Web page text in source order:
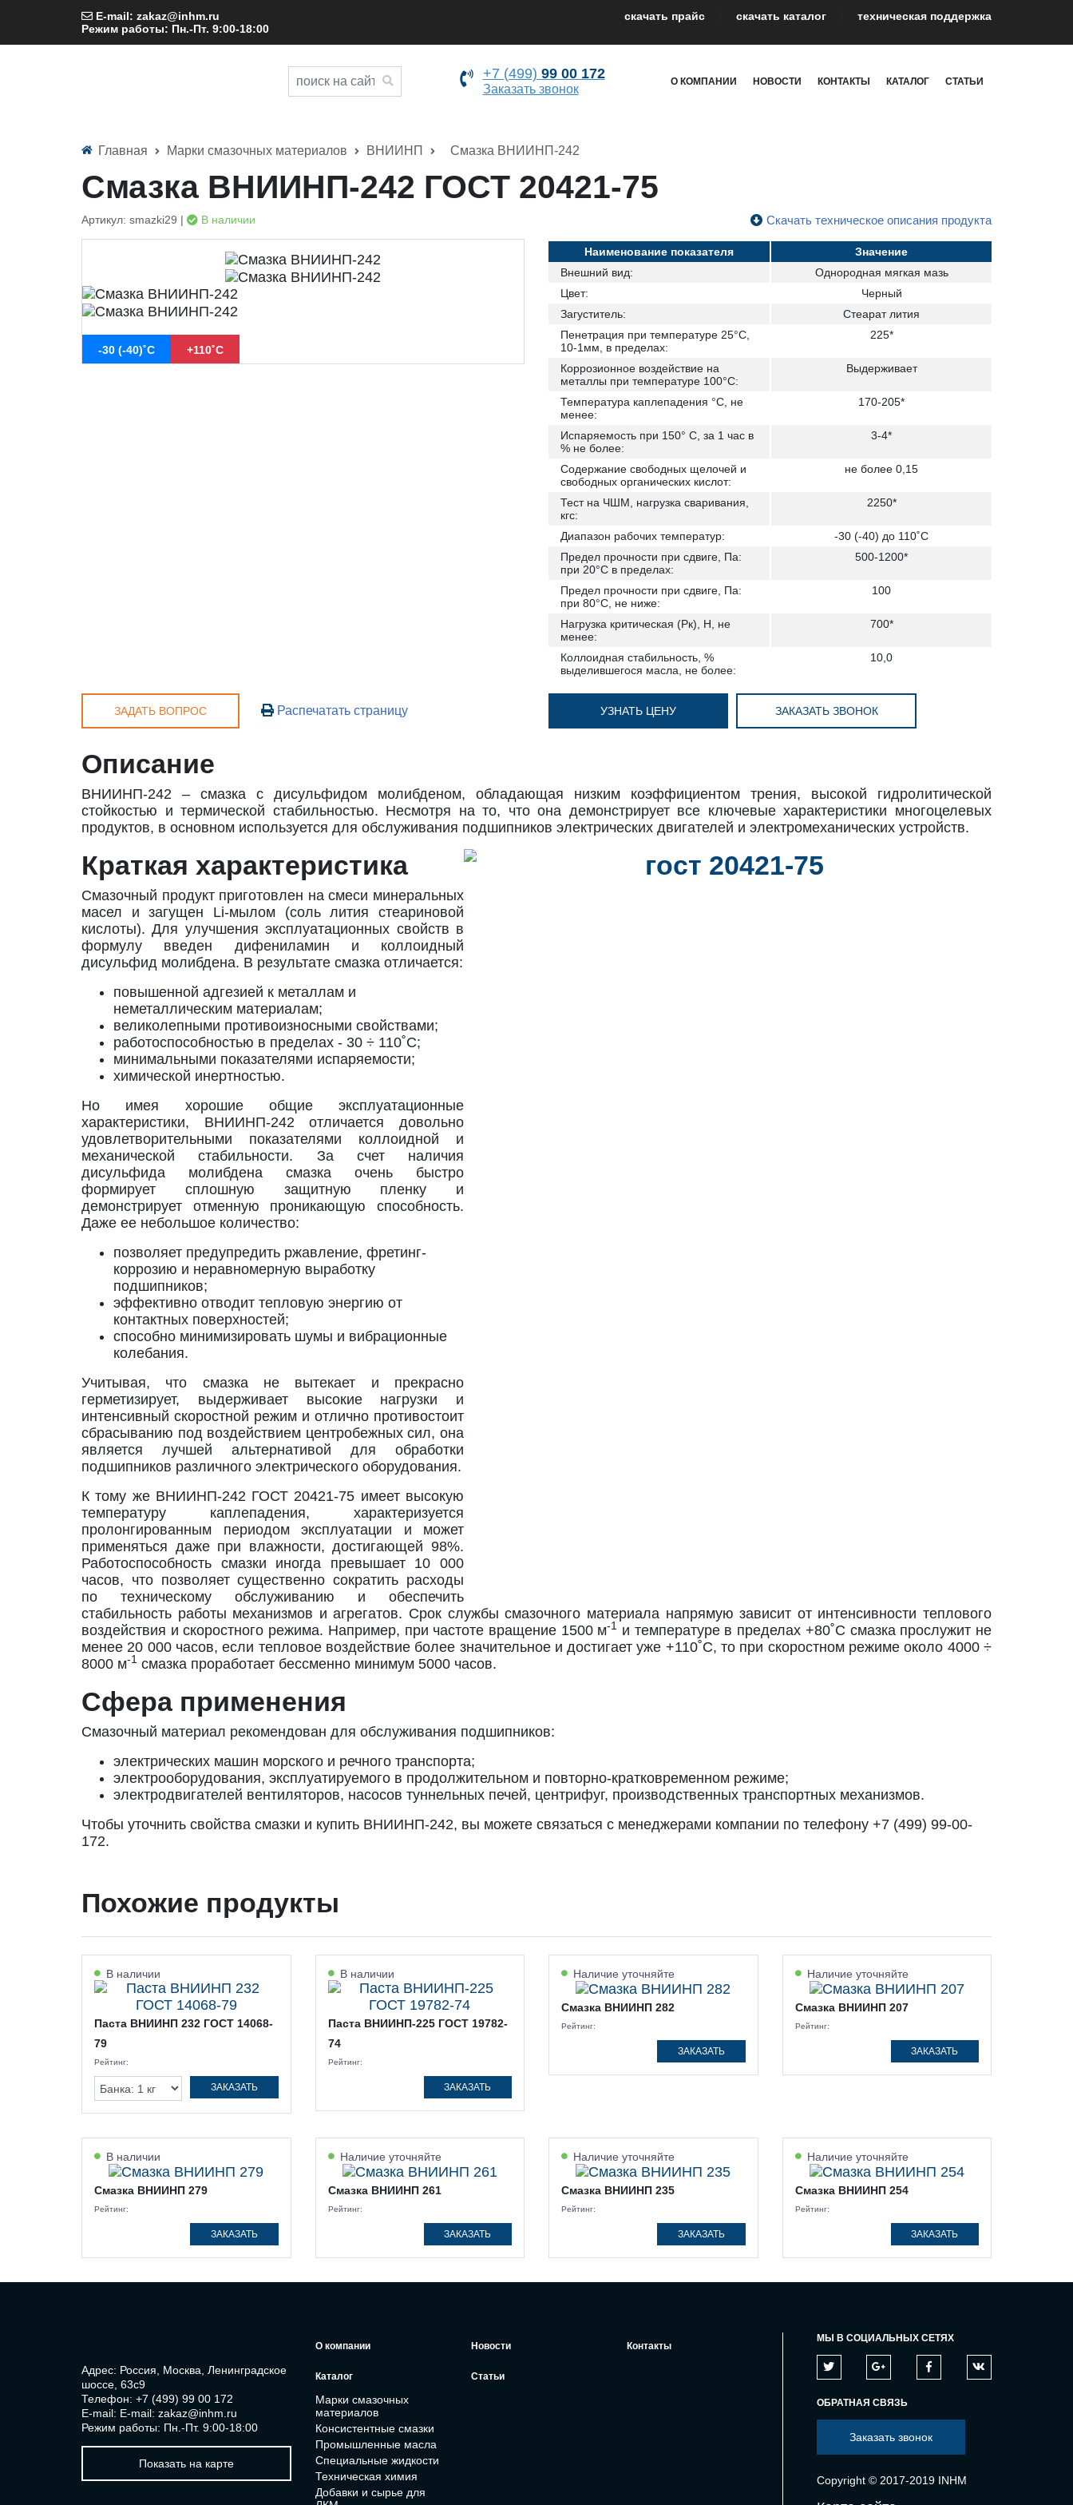
E-mail: zakaz@inhm.ru
Режим работы: Пн.-Пт. 9:00-18:00
cкачать прайс cкачать каталог техническая поддержка
+7 (499) 99 00 172
Заказать звонок
О КОМПАНИИ НОВОСТИ КОНТАКТЫ КАТАЛОГ СТАТЬИ
Главная Марки смазочных материалов ВНИИНП Смазка ВНИИНП-242
Смазка ВНИИНП-242 ГОСТ 20421-75
Артикул: smazki29 | В наличии
-30 (-40)˚С +110˚С
Скачать техническое описания продукта
Наименование показателя
Значение
Внешний вид:
Однородная мягкая мазь
Цвет:
Черный
Загуститель:
Стеарат лития
Пенетрация при температуре 25°С,
10-1мм, в пределах:
225*
Коррозионное воздействие на
металлы при температуре 100°С:
Выдерживает
Температура каплепадения °С, не
менее:
170-205*
Испаряемость при 150° С, за 1 час в
% не более:
3-4*
Содержание свободных щелочей и
свободных органических кислот:
не более 0,15
Тест на ЧШМ, нагрузка сваривания,
кгс:
2250*
Диапазон рабочих температур:
-30 (-40) до 110˚С
Предел прочности при сдвиге, Па:
при 20°С в пределах:
500-1200*
Предел прочности при сдвиге, Па:
при 80°С, не ниже:
100
Нагрузка критическая (Рк), Н, не
менее:
700*
Коллоидная стабильность, %
выделившегося масла, не более:
10,0
УЗНАТЬ ЦЕНУ ЗАКАЗАТЬ ЗВОНОК
ЗАДАТЬ ВОПРОС Распечатать страницу
Описание
ВНИИНП-242 – смазка с дисульфидом молибденом, обладающая низким коэффициентом трения, высокой гидролитической
стойкостью и термической стабильностью. Несмотря на то, что она демонстрирует все ключевые характеристики многоцелевых
продуктов, в основном используется для обслуживания подшипников электрических двигателей и электромеханических устройств.
Краткая характеристика
Смазочный продукт приготовлен на смеси минеральных
масел и загущен Li-мылом (соль лития стеариновой
кислоты). Для улучшения эксплуатационных свойств в
формулу введен дифениламин и коллоидный
дисульфид молибдена. В результате смазка отличается:
повышенной адгезией к металлам и
неметаллическим материалам;
великолепными противоизносными свойствами;
работоспособностью в пределах - 30 ÷ 110˚С;
минимальными показателями испаряемости;
химической инертностью.
Но имея хорошие общие эксплуатационные
характеристики, ВНИИНП-242 отличается довольно
удовлетворительными показателями коллоидной и
механической стабильности. За счет наличия
дисульфида молибдена смазка очень быстро
формирует сплошную защитную пленку и
демонстрирует отменную проникающую способность.
Даже ее небольшое количество:
позволяет предупредить ржавление, фретинг-
коррозию и неравномерную выработку
подшипников;
эффективно отводит тепловую энергию от
контактных поверхностей;
способно минимизировать шумы и вибрационные
колебания.
Учитывая, что смазка не вытекает и прекрасно
герметизирует, выдерживает высокие нагрузки и
интенсивный скоростной режим и отлично противостоит
сбрасыванию под воздействием центробежных сил, она
является лучшей альтернативой для обработки
подшипников различного электрического оборудования.
К тому же ВНИИНП-242 ГОСТ 20421-75 имеет высокую
температуру каплепадения, характеризуется
пролонгированным периодом эксплуатации и может
применяться даже при влажности, достигающей 98%.
Работоспособность смазки иногда превышает 10 000
часов, что позволяет существенно сократить расходы
по техническому обслуживанию и обеспечить
стабильность работы механизмов и агрегатов. Срок службы смазочного материала напрямую зависит от интенсивности теплового
воздействия и скоростного режима. Например, при частоте вращение 1500 м-1 и температуре в пределах +80˚С смазка прослужит не
менее 20 000 часов, если тепловое воздействие более значительное и достигает уже +110˚С, то при скоростном режиме около 4000 ÷
8000 м-1 смазка проработает бессменно минимум 5000 часов.
Сфера применения
Смазочный материал рекомендован для обслуживания подшипников:
электрических машин морского и речного транспорта;
электрооборудования, эксплуатируемого в продолжительном и повторно-кратковременном режиме;
электродвигателей вентиляторов, насосов туннельных печей, центрифуг, производственных транспортных механизмов.
Чтобы уточнить свойства смазки и купить ВНИИНП-242, вы можете связаться с менеджерами компании по телефону +7 (499) 99-00-
172.
Похожие продукты
В наличии
Паста ВНИИНП 232 ГОСТ 14068-
79
Рейтинг:
ЗАКАЗАТЬ
В наличии
Паста ВНИИНП-225 ГОСТ 19782-
74
Рейтинг:
ЗАКАЗАТЬ
Наличие уточняйте
Смазка ВНИИНП 282
Рейтинг:
ЗАКАЗАТЬ
Наличие уточняйте
Смазка ВНИИНП 207
Рейтинг:
ЗАКАЗАТЬ
В наличии
Смазка ВНИИНП 279
Рейтинг:
ЗАКАЗАТЬ
Наличие уточняйте
Смазка ВНИИНП 261
Рейтинг:
ЗАКАЗАТЬ
Наличие уточняйте
Смазка ВНИИНП 235
Рейтинг:
ЗАКАЗАТЬ
Наличие уточняйте
Смазка ВНИИНП 254
Рейтинг:
ЗАКАЗАТЬ
Адрес: Россия, Москва, Ленинградское
шоссе, 63с9
Телефон: +7 (499) 99 00 172
E-mail: E-mail: zakaz@inhm.ru
Режим работы: Пн.-Пт. 9:00-18:00
Показать на карте
О компании Новости Контакты
Каталог
Марки смазочных
материалов
Консистентные смазки
Промышленные масла
Специальные жидкости
Техническая химия
Добавки и сырье для
Статьи
МЫ В СОЦИАЛЬНЫХ СЕТЯХ
ОБРАТНАЯ СВЯЗЬ
Заказать звонок
Copyright © 2017-2019 INHM